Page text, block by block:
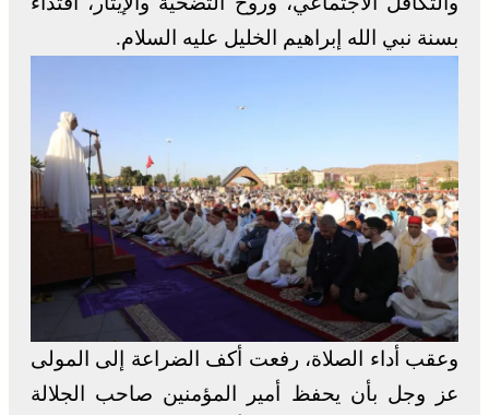
بسنة نبي الله إبراهيم الخليل عليه السلام.
وعقب أداء الصلاة، رفعت أكف الضراعة إلى المولى
عز وجل بأن يحفظ أمير المؤمنين صاحب الجلالة